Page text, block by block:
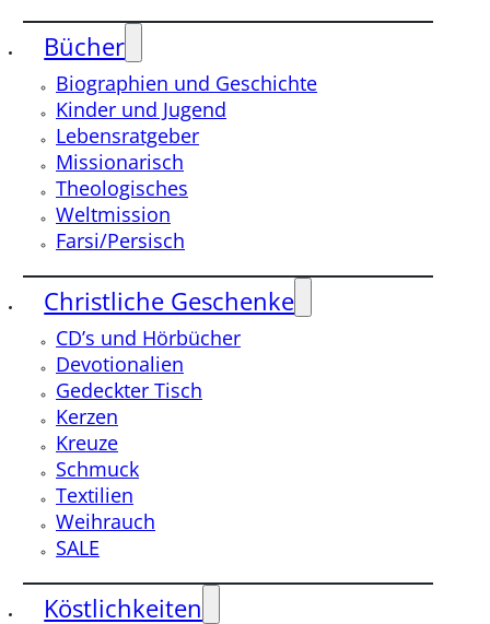
Bücher
Biographien und Geschichte
Kinder und Jugend
Lebensratgeber
Missionarisch
Theologisches
Weltmission
Farsi/Persisch
Christliche Geschenke
CD’s und Hörbücher
Devotionalien
Gedeckter Tisch
Kerzen
Kreuze
Schmuck
Textilien
Weihrauch
SALE
Köstlichkeiten